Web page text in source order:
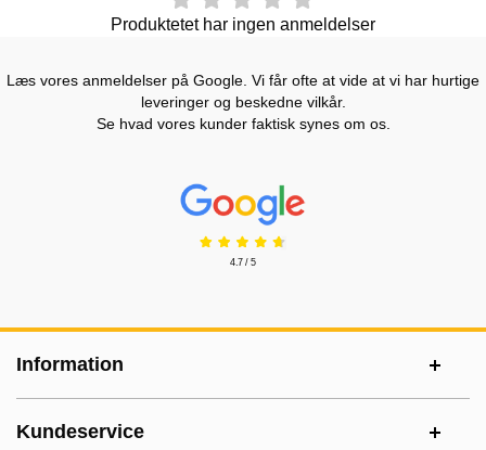
Produktetet har ingen anmeldelser
Læs vores anmeldelser på Google. Vi får ofte at vide at vi har hurtige
leveringer og beskedne vilkår.
Se hvad vores kunder faktisk synes om os.
Prisjakt Anmeldelser: 4.7 Stjerne
4.7 / 5
Information
Kundeservice